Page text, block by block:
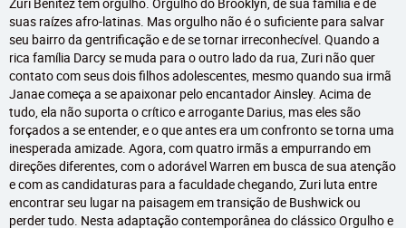
suas raízes afro-latinas. Mas orgulho não é o suficiente para salvar
seu bairro da gentrificação e de se tornar irreconhecível. Quando a
rica família Darcy se muda para o outro lado da rua, Zuri não quer
contato com seus dois filhos adolescentes, mesmo quando sua irmã
Janae começa a se apaixonar pelo encantador Ainsley. Acima de
tudo, ela não suporta o crítico e arrogante Darius, mas eles são
forçados a se entender, e o que antes era um confronto se torna uma
inesperada amizade. Agora, com quatro irmãs a empurrando em
direções diferentes, com o adorável Warren em busca de sua atenção
e com as candidaturas para a faculdade chegando, Zuri luta entre
encontrar seu lugar na paisagem em transição de Bushwick ou
perder tudo. Nesta adaptação contemporânea do clássico Orgulho e